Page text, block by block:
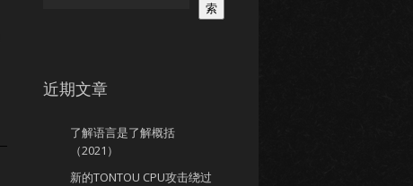
索
近期文章
了解语言是了解概括
（2021）
新的TONTOU CPU攻击绕过